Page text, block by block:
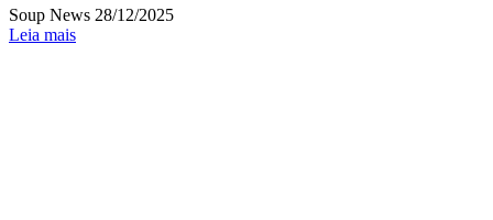
Soup News 28/12/2025
Leia mais